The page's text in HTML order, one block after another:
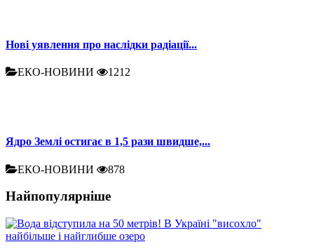
Нові уявлення про наслідки радіації...
ЕКО-НОВИНИ 1212
Ядро Землі остигає в 1,5 рази швидше,...
ЕКО-НОВИНИ 878
Найпопулярніше